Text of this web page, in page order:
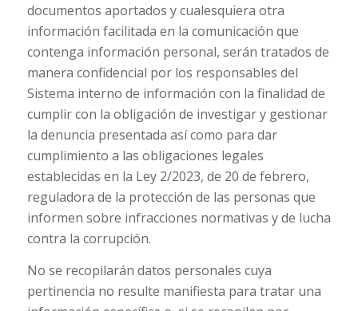
documentos aportados y cualesquiera otra
información facilitada en la comunicación que
contenga información personal, serán tratados de
manera confidencial por los responsables del
Sistema interno de información con la finalidad de
cumplir con la obligación de investigar y gestionar
la denuncia presentada así como para dar
cumplimiento a las obligaciones legales
establecidas en la Ley 2/2023, de 20 de febrero,
reguladora de la protección de las personas que
informen sobre infracciones normativas y de lucha
contra la corrupción.
No se recopilarán datos personales cuya
pertinencia no resulte manifiesta para tratar una